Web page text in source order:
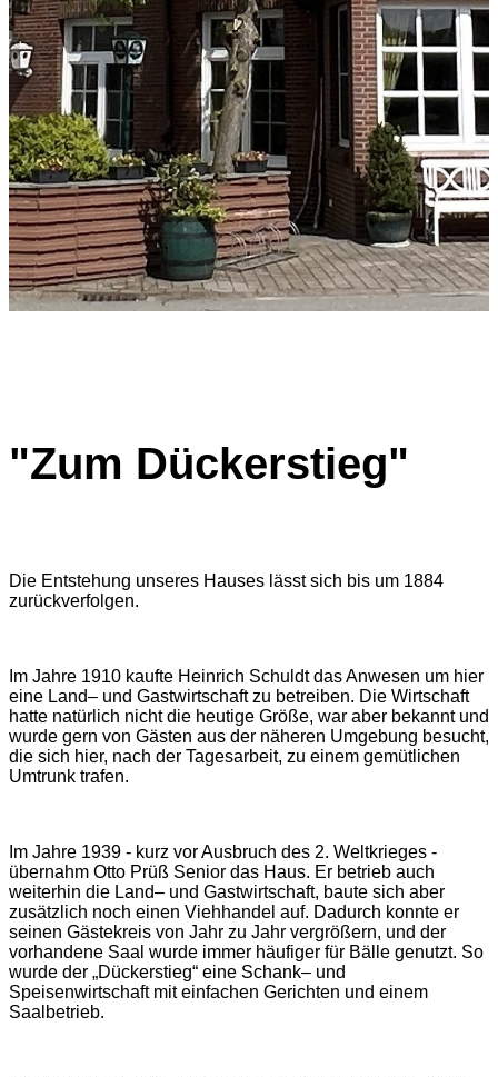
"Zum Dückerstieg"
Die Entstehung unseres Hauses lässt sich bis um 1884
zurückverfolgen.
Im Jahre 1910 kaufte Heinrich Schuldt das Anwesen um hier
eine Land– und Gastwirtschaft zu betreiben. Die Wirtschaft
hatte natürlich nicht die heutige Größe, war aber bekannt und
wurde gern von Gästen aus der näheren Umgebung besucht,
die sich hier, nach der Tagesarbeit, zu einem gemütlichen
Umtrunk trafen.
Im Jahre 1939 - kurz vor Ausbruch des 2. Weltkrieges -
übernahm Otto Prüß Senior das Haus. Er betrieb auch
weiterhin die Land– und Gastwirtschaft, baute sich aber
zusätzlich noch einen Viehhandel auf. Dadurch konnte er
seinen Gästekreis von Jahr zu Jahr vergrößern, und der
vorhandene Saal wurde immer häufiger für Bälle genutzt. So
wurde der „Dückerstieg“ eine Schank– und
Speisenwirtschaft mit einfachen Gerichten und einem
Saalbetrieb.